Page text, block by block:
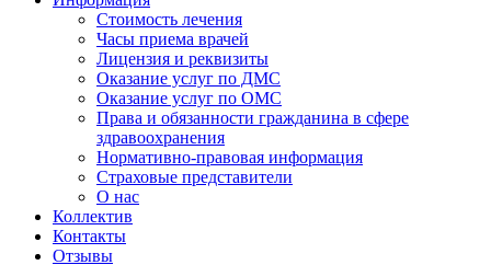
Стоимость лечения
Часы приема врачей
Лицензия и реквизиты
Оказание услуг по ДМС
Оказание услуг по ОМС
Права и обязанности гражданина в сфере
здравоохранения
Нормативно-правовая информация
Страховые представители
О нас
Коллектив
Контакты
Отзывы